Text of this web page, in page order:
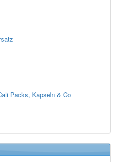
Packs, Kapseln & Co